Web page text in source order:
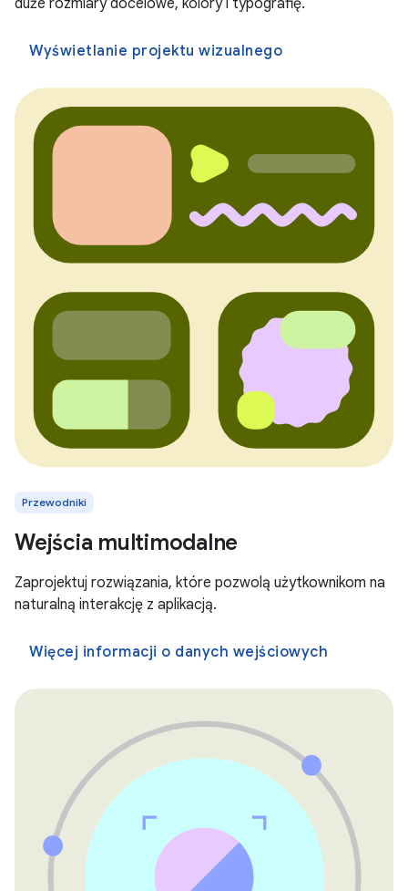
duże rozmiary docelowe, kolory i typografię.
Wyświetlanie projektu wizualnego
Przewodniki
Wejścia multimodalne
Zaprojektuj rozwiązania, które pozwolą użytkownikom na
naturalną interakcję z aplikacją.
Więcej informacji o danych wejściowych